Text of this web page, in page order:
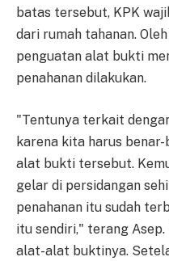
batas tersebut, KPK
dari rumah tahanan.
penguatan alat bukti
penahanan dilakukan.
"Tentunya terkait
karena kita harus
alat bukti tersebut.
gelar di persidangan
penahanan itu sudah
itu sendiri," terang
alat-alat buktinya.